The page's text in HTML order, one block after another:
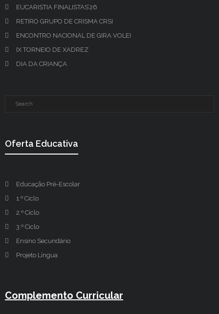
EUCARISTIA FINALISTAS’26
RETIRO GRUPO DE CRISMA CRSI
ENCONTRO NACIONAL DE GIRA VOLEI
IX TORNEIO DE XADREZ
DIA DA CRIANÇA
Oferta Educativa
Educação Pré-Escolar
1.º Ciclo
2.º Ciclo
3.º Ciclo
Ensino Secundário
Projeto Língua
Complemento Curricular